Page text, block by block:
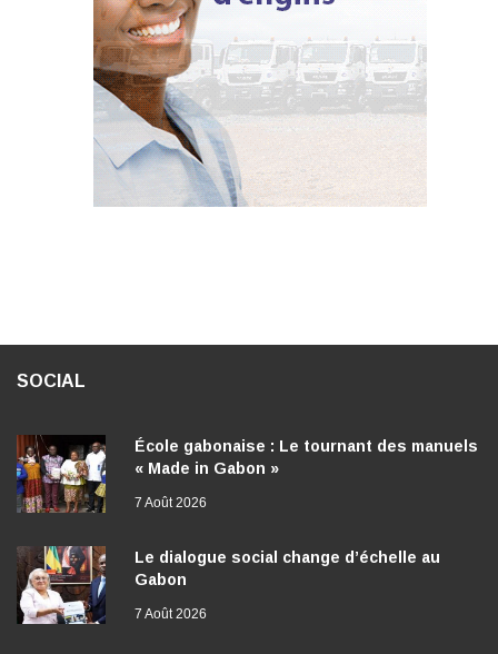
SOCIAL
École gabonaise : Le tournant des manuels
« Made in Gabon »
7 Août 2026
Le dialogue social change d’échelle au
Gabon
7 Août 2026